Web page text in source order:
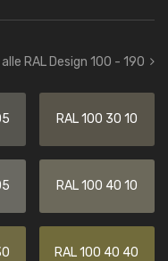
alle RAL Design 100 - 190
RAL 100 30 10
RAL 100 40 10
RAL 100 40 40